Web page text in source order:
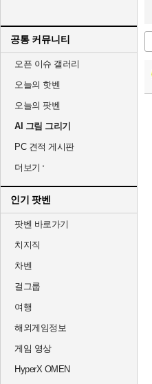
공통 커뮤니티
오픈 이슈 갤러리
오늘의 핫벤
오늘의 팟벤
AI 그림 그리기
PC 견적 게시판
더보기
인기 팟벤
팟벤 바로가기
치지직
차벤
걸그룹
여행
해외게임정보
게임 영상
HyperX OMEN